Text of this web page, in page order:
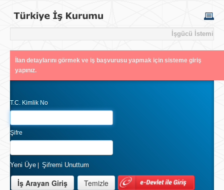
İşgücü İstemi
İlan detaylarını görmek ve iş başvurusu yapmak için sisteme giriş
yapınız.
T.C. Kimlik No
Şifre
Yeni Üye Şifremi Unuttum